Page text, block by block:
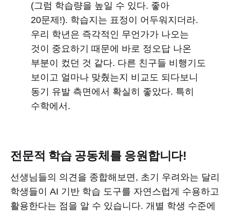
(그럼 학습량을 높일 수 있다. 좋아
20문제!). 학습지는 표정이 어두워지더라.
우리 학년은 즉각적인 무언가가 나오는
것이 중요하기 때문에 바로 정오답 나온
부분이 컸던 것 같다. 다른 친구들 비행기도
보이고 얼마나 맞췄는지 비교도 되다보니
동기 유발 측면에서 확실히 좋았다. 특히
수학에서.
전문적 학습 공동체를 응원합니다!
선생님들의 의견을 종합해보면, 초기 우려와는 달리
학생들이 AI 기반 학습 도구를 자연스럽게 수용하고
활용한다는 점을 알 수 있습니다. 개별 학생 수준에